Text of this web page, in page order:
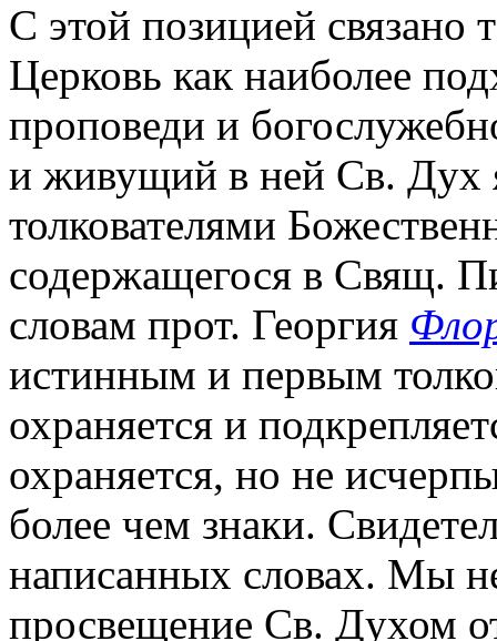
С этой позицией связано
Церковь как наиболее
проповеди и
и живущий в ней Св. Дух
толкователями
содержащегося в Свящ.
словам прот. Георгия
истинным и первым
охраняется и
охраняется, но не
более чем знаки.
написанных словах. Мы
просвещение Св. Духом